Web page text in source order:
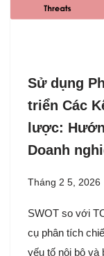
Sử dụng
triển Các
lược:
Doanh
Tháng 2 5, 2026
SWOT so với
cụ phân tích
yếu tố nội bộ và